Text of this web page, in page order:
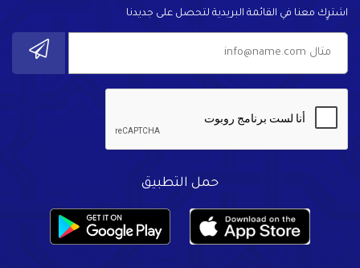
اشترٍك معنا في القائمة البريدية لتحصل على جديدنا
حمل التطبيق